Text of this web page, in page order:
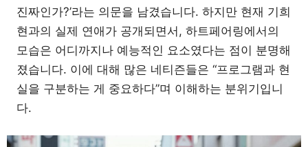
진짜인가?’라는 의문을 남겼습니다. 하지만 현재 기희
현과의 실제 연애가 공개되면서, 하트페어링에서의
모습은 어디까지나 예능적인 요소였다는 점이 분명해
졌습니다. 이에 대해 많은 네티즌들은 “프로그램과 현
실을 구분하는 게 중요하다”며 이해하는 분위기입니
다.